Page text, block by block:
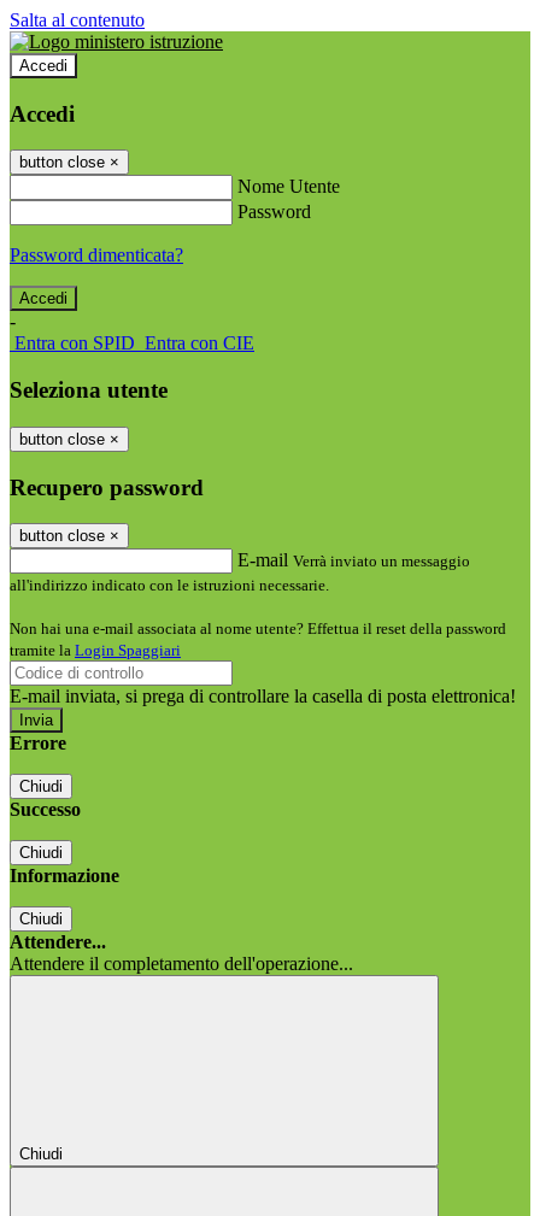
Salta al contenuto
Accedi
Accedi
button close ×
Nome Utente
Password
Password dimenticata?
-
Entra con SPID Entra con CIE
Seleziona utente
button close ×
Recupero password
button close ×
E-mail Verrà inviato un messaggio
all'indirizzo indicato con le istruzioni necessarie.
Non hai una e-mail associata al nome utente? Effettua il reset della password
tramite la Login Spaggiari
E-mail inviata, si prega di controllare la casella di posta elettronica!
Errore
Chiudi
Successo
Chiudi
Informazione
Chiudi
Attendere...
Attendere il completamento dell'operazione...
Chiudi